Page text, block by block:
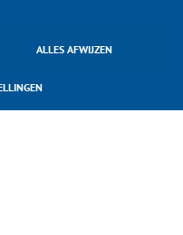
ALLES AFWIJZEN